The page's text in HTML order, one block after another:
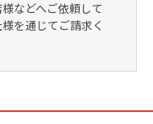
などへご依頼して
を通じてご請求く